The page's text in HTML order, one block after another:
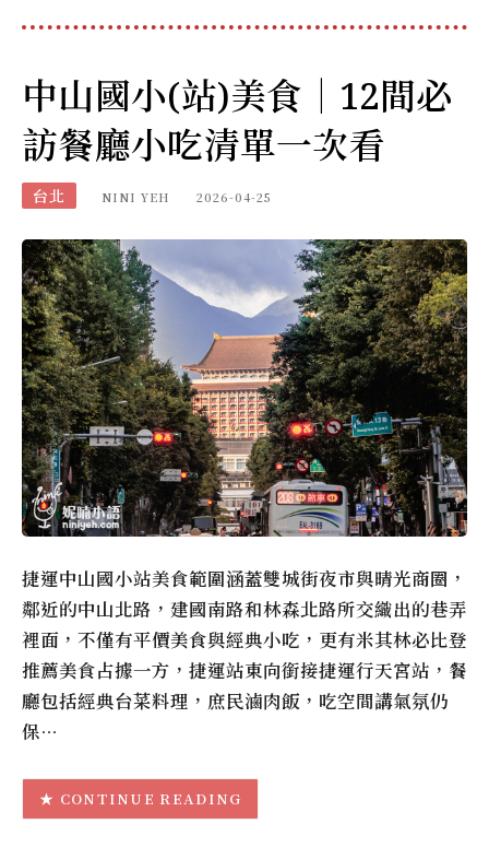
中山國小(站)美食｜12間必
訪餐廳小吃清單一次看
台北 NINI YEH 2026-04-25
捷運中山國小站美食範圍涵蓋雙城街夜市與晴光商圈，
鄰近的中山北路，建國南路和林森北路所交織出的巷弄
裡面，不僅有平價美食與經典小吃，更有米其林必比登
推薦美食占據一方，捷運站東向銜接捷運行天宮站，餐
廳包括經典台菜料理，庶民滷肉飯，吃空間講氣氛仍
保…
CONTINUE READING